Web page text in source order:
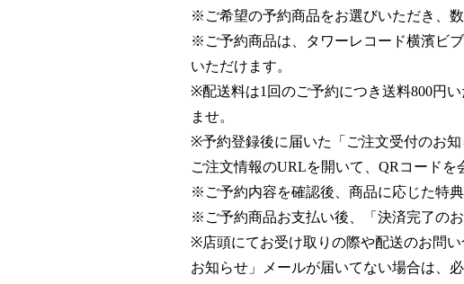
※ご希望の予約商品をお選びいただき、
※ご予約商品は、タワーレコード横濱ビ
いただけます。
※配送料は1回のご予約につき送料800円
ませ。
※予約登録後に届いた「ご注文受付のお
ご注文情報のURLを開いて、QRコードを
※ご予約内容を確認後、商品に応じた特
※ご予約商品お支払い後、「決済完了の
※店頭にてお受け取りの際や配送のお問
お知らせ」メールが届いてない場合は、